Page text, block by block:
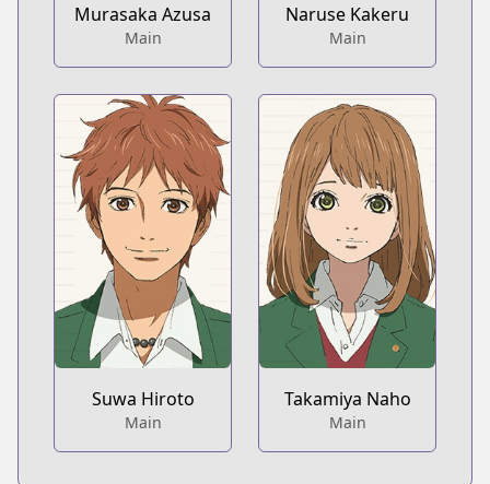
Murasaka Azusa
Main
Naruse Kakeru
Main
Suwa Hiroto
Main
Takamiya Naho
Main